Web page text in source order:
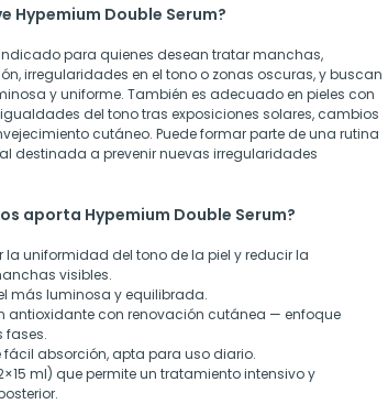
Hypemium Double Serum?
para quienes desean tratar manchas,
irregularidades en el tono o zonas oscuras, y buscan
y uniforme. También es adecuado en pieles con
del tono tras exposiciones solares, cambios
cutáneo. Puede formar parte de una rutina
destinada a prevenir nuevas irregularidades
aporta Hypemium Double Serum?
la uniformidad del tono de la piel y reducir la
visibles.
más luminosa y equilibrada.
antioxidante con renovación cutánea — enfoque
fases.
fácil absorción, apta para uso diario.
ml) que permite un tratamiento intensivo y